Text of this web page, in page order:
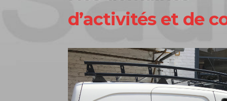
d’activités et de